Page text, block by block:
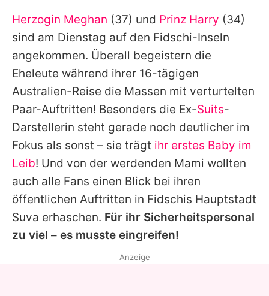
Impressum
Datenschutzerklärung
Nutzungsbedingungen
Utiq verwalten
Herzogin Meghan (37) und Prinz Harry (34)
sind am Dienstag auf den Fidschi-Inseln
angekommen. Überall begeistern die
Eheleute während ihrer 16-tägigen
Australien-Reise die Massen mit verturtelten
Paar-Auftritten! Besonders die Ex-Suits-
Darstellerin steht gerade noch deutlicher im
Fokus als sonst – sie trägt ihr erstes Baby im
Leib! Und von der werdenden Mami wollten
auch alle Fans einen Blick bei ihren
öffentlichen Auftritten in Fidschis Hauptstadt
Suva erhaschen. Für ihr Sicherheitspersonal
zu viel – es musste eingreifen!
Anzeige